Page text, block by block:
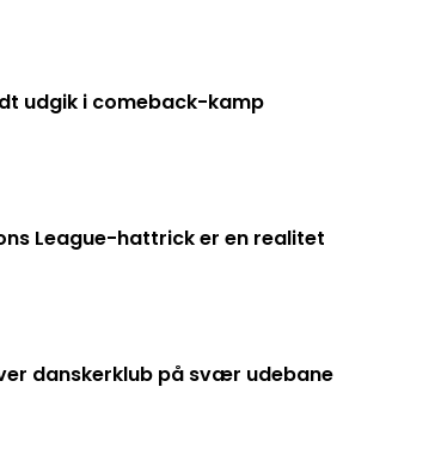
udgik i comeback-kamp
League-hattrick er en realitet
danskerklub på svær udebane